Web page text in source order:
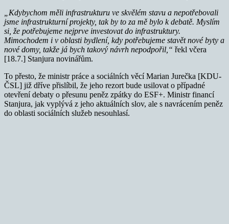
„Kdybychom měli infrastrukturu ve skvělém stavu a nepotřebovali
jsme infrastrukturní projekty, tak by to za mě bylo k debatě. Myslím
si, že potřebujeme nejprve investovat do infrastruktury.
Mimochodem i v oblasti bydlení, kdy potřebujeme stavět nové byty a
nové domy, takže já bych takový návrh nepodpořil,“ řekl včera
[18.7.] Stanjura novinářům.
To přesto, že ministr práce a sociálních věcí Marian Jurečka [KDU-
ČSL] již dříve přislíbil, že jeho rezort bude usilovat o případné
otevření debaty o přesunu peněz zpátky do ESF+. Ministr financí
Stanjura, jak vyplývá z jeho aktuálních slov, ale s navrácením peněz
do oblasti sociálních služeb nesouhlasí.